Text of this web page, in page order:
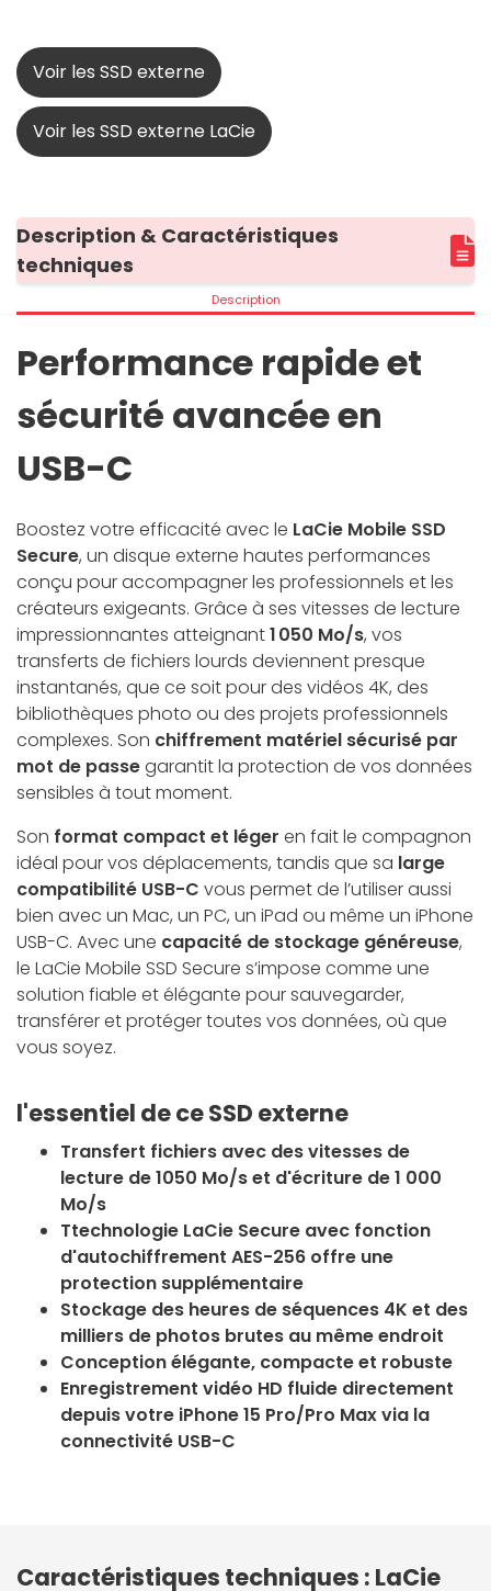
Voir les SSD externe
Voir les SSD externe LaCie
Description & Caractéristiques
techniques
Description
Performance rapide et
sécurité avancée en
USB-C
Boostez votre efficacité avec le LaCie Mobile SSD
Secure, un disque externe hautes performances
conçu pour accompagner les professionnels et les
créateurs exigeants. Grâce à ses vitesses de lecture
impressionnantes atteignant1 050 Mo/s, vos
transferts de fichiers lourds deviennent presque
instantanés, que ce soit pour des vidéos 4K, des
bibliothèques photo ou des projets professionnels
complexes. Son chiffrement matériel sécurisé par
mot de passegarantit la protection de vos données
sensibles à tout moment.
Son format compact et léger en fait le compagnon
idéal pour vos déplacements, tandis que sa large
compatibilité USB-C vous permet de l’utiliser aussi
bien avec un Mac, un PC, un iPad ou même un iPhone
USB-C. Avec une capacité de stockage généreuse,
le LaCie Mobile SSD Secure s’impose comme une
solution fiable et élégante pour sauvegarder,
transférer et protéger toutes vos données, où que
vous soyez.
l'essentiel de ce SSD externe
Transfert fichiers avec des vitesses de
lecture de 1050 Mo/s et d'écriture de 1 000
Mo/s
Ttechnologie LaCie Secure avec fonction
d'autochiffrement AES-256 offre une
protection supplémentaire
Stockage des heures de séquences 4K et des
milliers de photos brutes au même endroit
Conception élégante, compacte et robuste
Enregistrement vidéo HD fluide directement
depuis votre iPhone 15 Pro/Pro Max via la
connectivité USB-C
Caractéristiques techniques : LaCie